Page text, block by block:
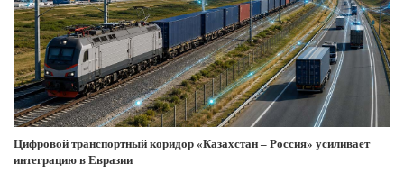
Цифровой транспортный коридор «Казахстан – Россия» усиливает
интеграцию в Евразии